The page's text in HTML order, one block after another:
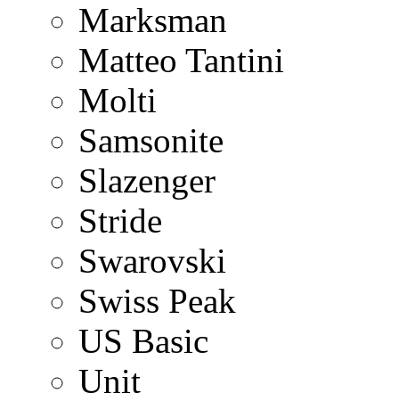
Marksman
Matteo Tantini
Molti
Samsonite
Slazenger
Stride
Swarovski
Swiss Peak
US Basic
Unit